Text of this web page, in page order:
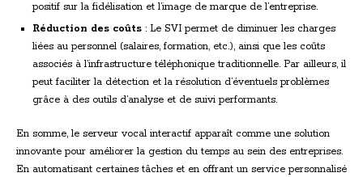
positif sur la fidélisation et l’image de marque de l’entreprise.
Réduction des coûts : Le SVI permet de diminuer les charges
liées au personnel (salaires, formation, etc.), ainsi que les coûts
associés à l’infrastructure téléphonique traditionnelle. Par ailleurs, il
peut faciliter la détection et la résolution d’éventuels problèmes
grâce à des outils d’analyse et de suivi performants.
En somme, le serveur vocal interactif apparaît comme une solution
innovante pour améliorer la gestion du temps au sein des entreprises.
En automatisant certaines tâches et en offrant un service personnalisé